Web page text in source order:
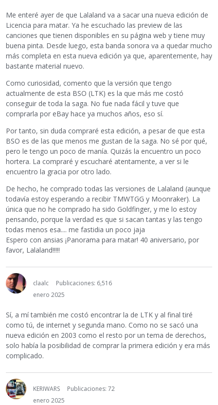
Me enteré ayer de que Lalaland va a sacar una nueva edición de
Licencia para matar. Ya he escuchado las preview de las
canciones que tienen disponibles en su página web y tiene muy
buena pinta. Desde luego, esta banda sonora va a quedar mucho
más completa en esta nueva edición ya que, aparentemente, hay
bastante material nuevo.
Como curiosidad, comento que la versión que tengo
actualmente de esta BSO (LTK) es la que más me costó
conseguir de toda la saga. No fue nada fácil y tuve que
comprarla por eBay hace ya muchos años, eso sí.
Por tanto, sin duda compraré esta edición, a pesar de que esta
BSO es de las que menos me gustan de la saga. No sé por qué,
pero le tengo un poco de manía. Quizás la encuentro un poco
hortera. La compraré y escucharé atentamente, a ver si le
encuentro la gracia por otro lado.
De hecho, he comprado todas las versiones de Lalaland (aunque
todavía estoy esperando a recibir TMWTGG y Moonraker). La
única que no he comprado ha sido Goldfinger, y me lo estoy
pensando, porque la verdad es que si sacan tantas y las tengo
todas menos esa.... me fastidia un poco jaja
Espero con ansias ¡Panorama para matar! 40 aniversario, por
favor, Lalaland!!!!!
claalc
Publicaciones: 6,516
enero 2025
Sí, a mí también me costó encontrar la de LTK y al final tiré
como tú, de internet y segunda mano. Como no se sacó una
nueva edición en 2003 como el resto por un tema de derechos,
solo había la posibilidad de comprar la primera edición y era más
complicado.
KERIWARS
Publicaciones: 72
enero 2025